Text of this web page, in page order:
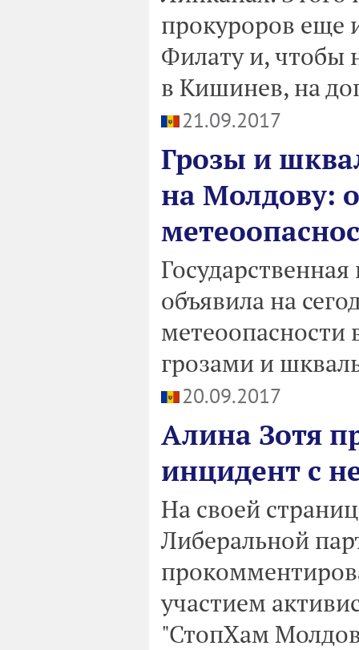
прокуроров еще
Филату и, чтобы
в Кишинев, на
21.09.2017
Грозы и
на Молдову:
объявила на
метеоопасности
грозами и
20.09.2017
Алина Зотя
инцидент с
На своей
Либеральной
участием
"СтопХам